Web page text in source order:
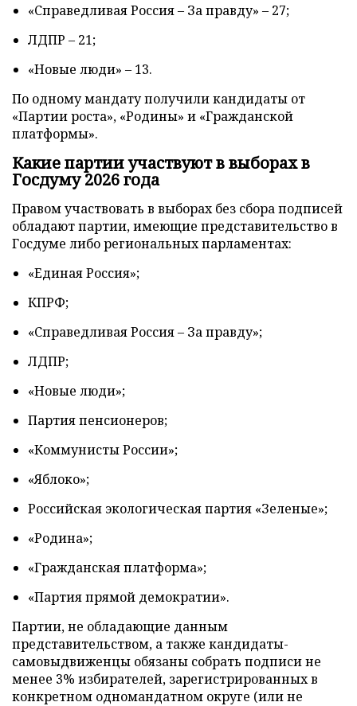
«Справедливая Россия – За правду» – 27;
ЛДПР – 21;
«Новые люди» – 13.
По одному мандату получили кандидаты от
«Партии роста», «Родины» и «Гражданской
платформы».
Какие партии участвуют в выборах в
Госдуму 2026 года
Правом участвовать в выборах без сбора подписей
обладают партии, имеющие представительство в
Госдуме либо региональных парламентах:
«Единая Россия»;
КПРФ;
«Справедливая Россия – За правду»;
ЛДПР;
«Новые люди»;
Партия пенсионеров;
«Коммунисты России»;
«Яблоко»;
Российская экологическая партия «Зеленые»;
«Родина»;
«Гражданская платформа»;
«Партия прямой демократии».
Партии, не обладающие данным
представительством, а также кандидаты-
самовыдвиженцы обязаны собрать подписи не
менее 3% избирателей, зарегистрированных в
конкретном одномандатном округе (или не